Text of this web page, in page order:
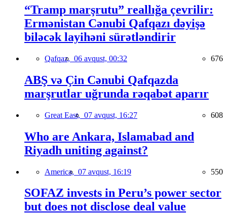
“Tramp marşrutu” reallığa çevrilir:
Ermənistan Cənubi Qafqazı dəyişə
biləcək layihəni sürətləndirir
Qafqaz, 06 avqust, 00:32 676
ABŞ və Çin Cənubi Qafqazda
marşrutlar uğrunda rəqabət aparır
Great East, 07 avqust, 16:27 608
Who are Ankara, Islamabad and
Riyadh uniting against?
America, 07 avqust, 16:19 550
SOFAZ invests in Peru’s power sector
but does not disclose deal value